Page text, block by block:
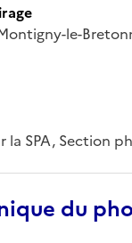
le-
SPA, Section
du